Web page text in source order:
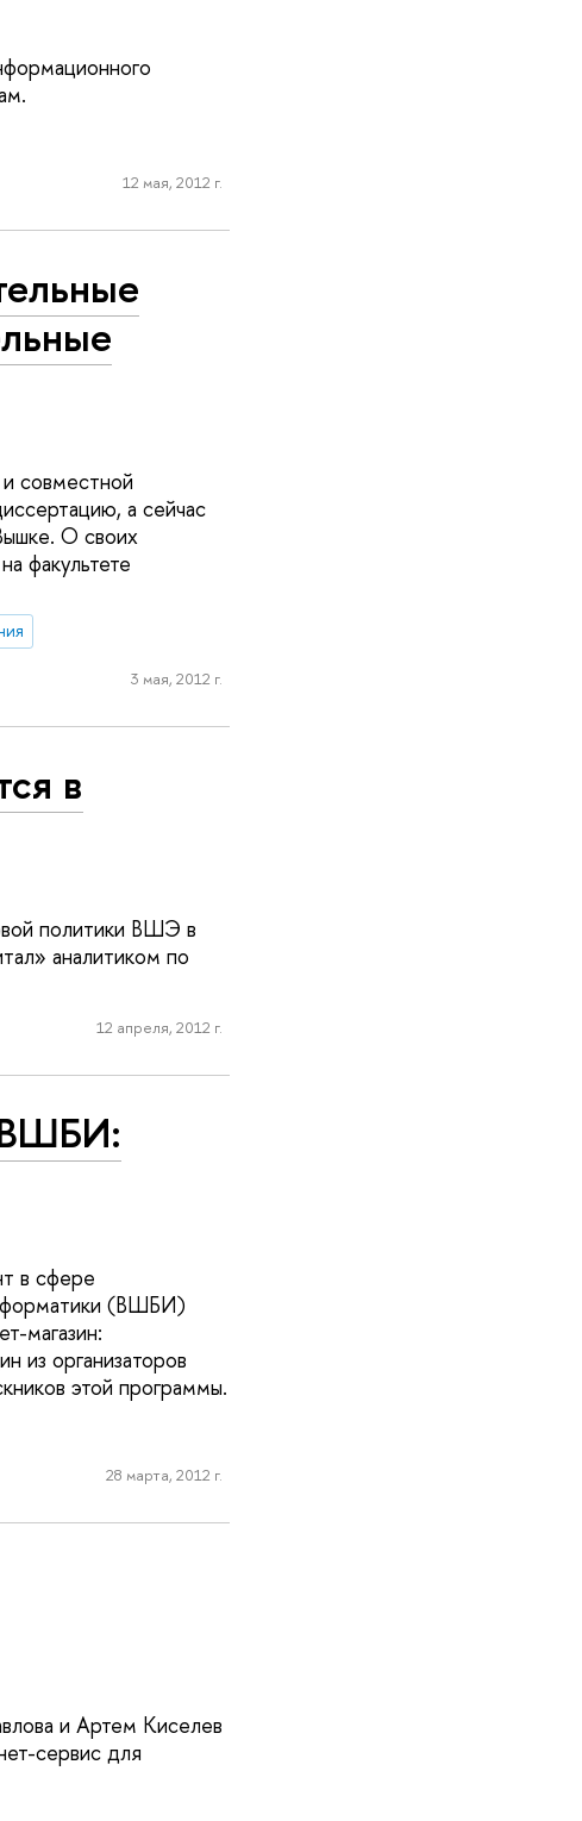
12 мая, 2012 г.
совместной
а сейчас
О своих
факультете
3 мая, 2012 г.
в
политики ВШЭ в
аналитиком по
12 апреля, 2012 г.
ВШБИ:
в сфере
(ВШБИ)
магазин:
из организаторов
этой программы.
28 марта, 2012 г.
и Артем Киселев
сервис для